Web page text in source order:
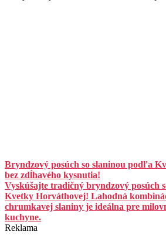
Bryndzový posúch so slaninou podľa
bez zdĺhavého kysnutia!
Vyskúšajte tradičný bryndzový posúch
Kvetky Horváthovej! Lahodná
chrumkavej slaniny je ideálna pre
kuchyne.
Reklama